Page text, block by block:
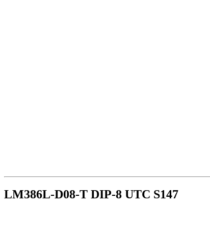
LM386L-D08-T DIP-8 UTC S147